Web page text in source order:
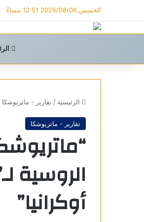
الخميس,2026/08/06 12:51 مساءً
الرئيسية / تقارير - ماتريوشكا
تقارير - ماتريوشكا
الروسية
أوكرانيا”